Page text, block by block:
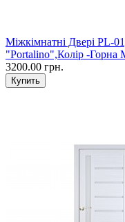
Міжкімнатні Двері PL-
"Portalino",Колір -Горна
3200.00 грн.